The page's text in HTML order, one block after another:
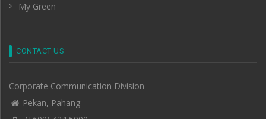
My Green
CONTACT US
Corporate Communication Division
Pekan, Pahang